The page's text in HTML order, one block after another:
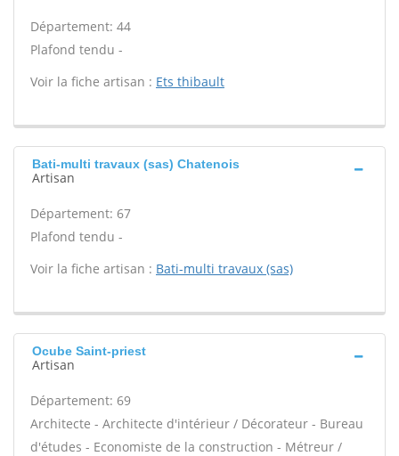
Département: 44
Plafond tendu -
Voir la fiche artisan : Ets thibault
Bati-multi travaux (sas) Chatenois
Artisan
Département: 67
Plafond tendu -
Voir la fiche artisan : Bati-multi travaux (sas)
Ocube Saint-priest
Artisan
Département: 69
Architecte - Architecte d'intérieur / Décorateur - Bureau
d'études - Economiste de la construction - Métreur /